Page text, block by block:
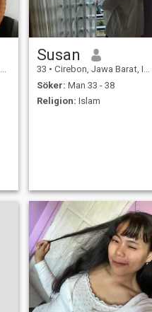
Susan
33 • Cirebon, Jawa Barat, Indonesien
Söker: Man 33 - 38
Religion: Islam